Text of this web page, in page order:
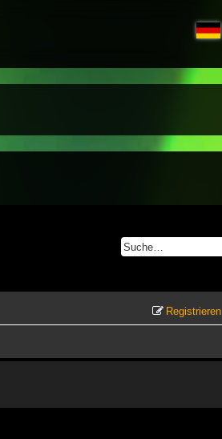
Registrieren